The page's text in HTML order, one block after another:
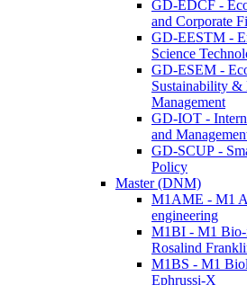
GD-EDCF -
and Corporate
GD-EESTM -
Science
GD-ESEM -
Sustainability &
Management
GD-IOT -
and
GD-SCUP -
Policy
Master (DNM)
M1AME - M1
engineering
M1BI - M1 Bio-
Rosalind
M1BS - M1
Ephrussi-X